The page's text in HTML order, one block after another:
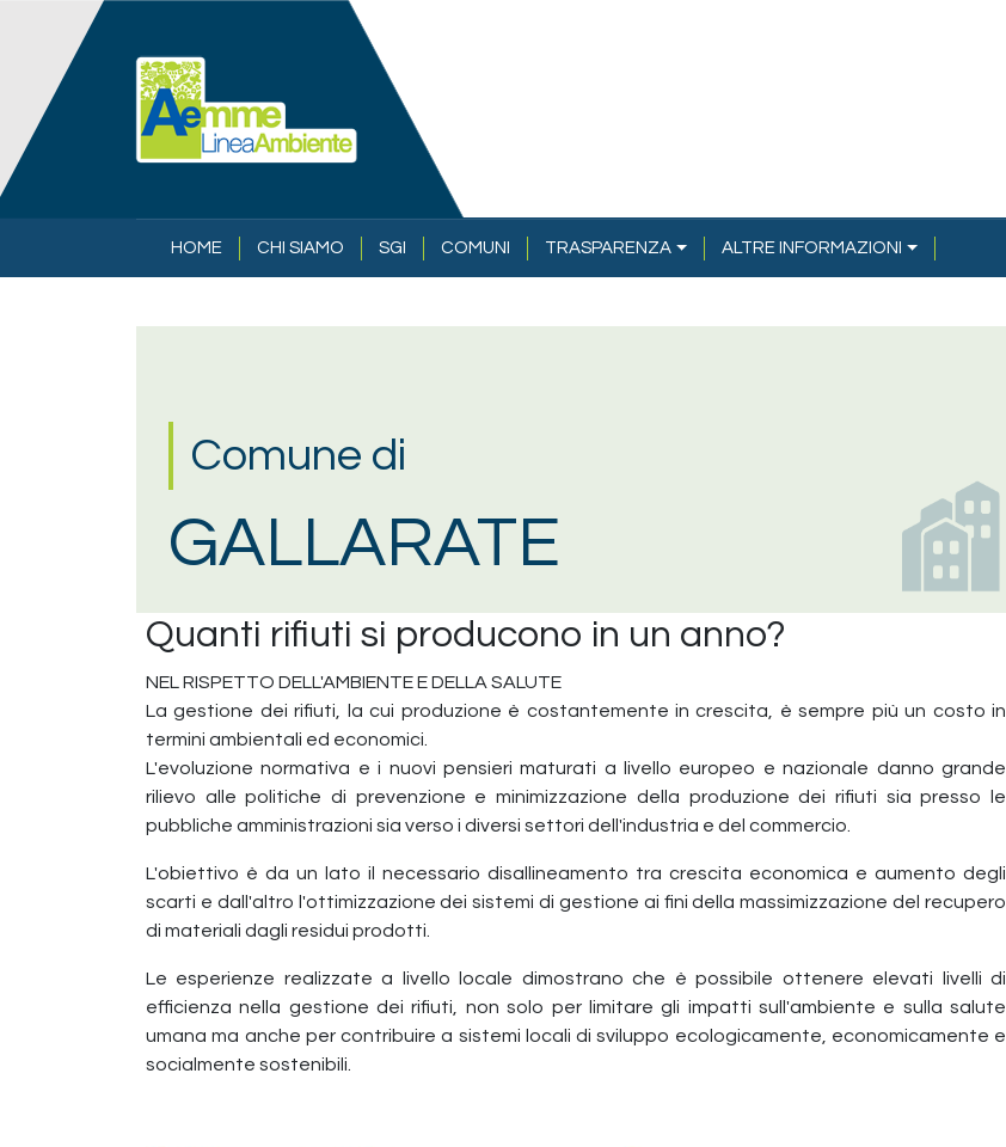
Salta al contenuto principale
NAVIGAZIONE PRINCIPALE
HOME CHI SIAMO SGI COMUNI TRASPARENZA ALTRE INFORMAZIONI
Comune di
GALLARATE
Quanti rifiuti si producono in un anno?
NEL RISPETTO DELL'AMBIENTE E DELLA SALUTE
La gestione dei rifiuti, la cui produzione è costantemente in crescita, è sempre più un costo in
termini ambientali ed economici.
L'evoluzione normativa e i nuovi pensieri maturati a livello europeo e nazionale danno grande
rilievo alle politiche di prevenzione e minimizzazione della produzione dei rifiuti sia presso le
pubbliche amministrazioni sia verso i diversi settori dell'industria e del commercio.
L'obiettivo è da un lato il necessario disallineamento tra crescita economica e aumento degli
scarti e dall'altro l'ottimizzazione dei sistemi di gestione ai fini della massimizzazione del recupero
di materiali dagli residui prodotti.
Le esperienze realizzate a livello locale dimostrano che è possibile ottenere elevati livelli di
efficienza nella gestione dei rifiuti, non solo per limitare gli impatti sull'ambiente e sulla salute
umana ma anche per contribuire a sistemi locali di sviluppo ecologicamente, economicamente e
socialmente sostenibili.